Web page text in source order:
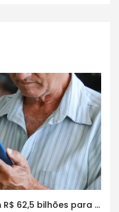
Famílias brasileiras perderam R$ 62,5 bilhões para bets em 2025